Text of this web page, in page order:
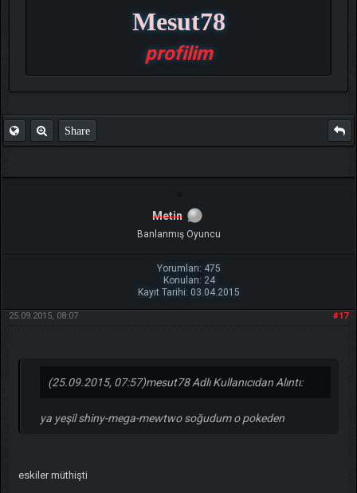
Mesut78
profilim
Share
Metin
Banlanmış Oyuncu
Yorumları: 475
Konuları: 24
Kayıt Tarihi: 03.04.2015
#17
25.09.2015, 08:07
(25.09.2015, 07:57)mesut78 Adlı Kullanıcıdan Alıntı:
ya yeşil shiny-mega-mewtwo soğudum o pokeden
eskiler müthişti